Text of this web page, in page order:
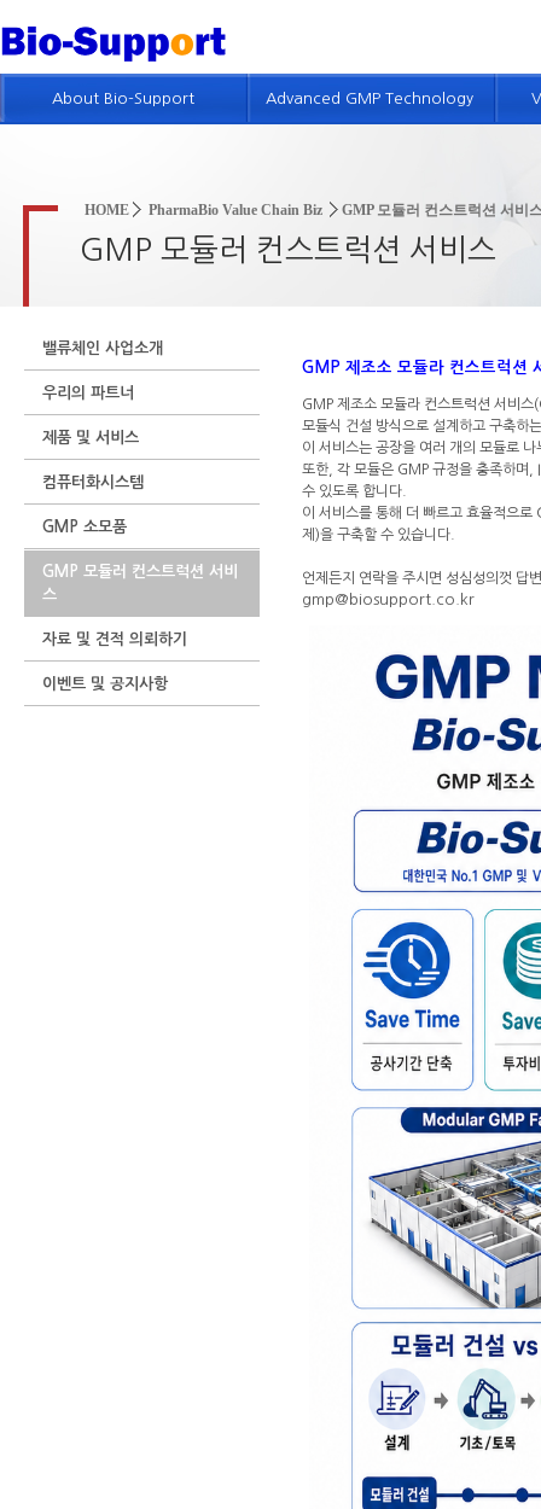
HOME PharmaBio Value Chain Biz GMP 모듈러 컨스트럭션 서비
GMP 모듈러 컨스트럭션 서비스
밸류체인 사업소개
우리의 파트너
제품 및 서비스
컴퓨터화시스템
GMP 소모품
GMP 모듈러 컨스트럭션 서비
스
자료 및 견적 의뢰하기
이벤트 및 공지사항
About Bio-Support
특허현황
회사위치
인재채용정보
Advanced GMP Technology
GMP 제조소 모듈라 컨스트럭션
GMP 제조소 모듈라 컨스트럭션 서
모듈식 건설 방식으로 설계하고 구축하
이 서비스는 공장을 여러 개의 모듈로
또한, 각 모듈은 GMP 규정을 충족하며
수 있도록 합니다.
이 서비스를 통해 더 빠르고 효율적으
제)을 구축할 수 있습니다.
언제든지 연락을 주시면 성심성의껏 답
gmp@biosupport.co.kr